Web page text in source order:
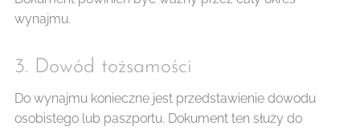
wynajmu.
3. Dowód tożsamości 🔑
Do wynajmu konieczne jest przedstawienie dowodu
osobistego lub paszportu. Dokument ten służy do